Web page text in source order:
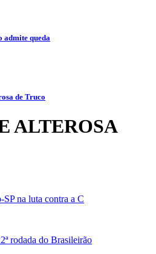
admite queda
de Truco
ALTEROSA
na luta contra a C
rodada do Brasileirão